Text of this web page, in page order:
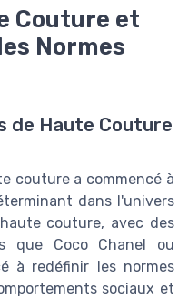
Couture et
Normes
de Haute Couture
couture a commencé à
dans l'univers
couture, avec des
que Coco Chanel ou
à redéfinir les normes
sociaux et